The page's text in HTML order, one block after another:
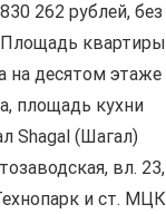
262 рублей, без
Площадь квартиры
на десятом этаже
площадь кухни
Shagal (Шагал)
вл. 23,
и ст. МЦК